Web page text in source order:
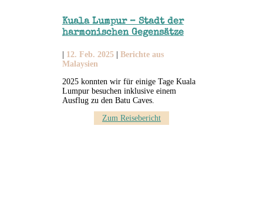
Kuala Lumpur – Stadt der
harmonischen Gegensätze
12. Feb. 2025
Berichte aus
Malaysien
2025 konnten wir für einige Tage Kuala
Lumpur besuchen inklusive einem
Ausflug zu den Batu Caves.
Zum Reisebericht